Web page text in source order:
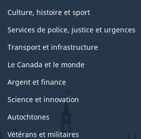
Culture, histoire et sport
Services de police, justice et urgences
Transport et infrastructure
Le Canada et le monde
Argent et finance
Science et innovation
Autochtones
Vétérans et militaires